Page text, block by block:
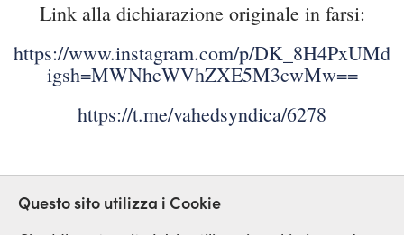
Link alla dichiarazione originale in farsi:
https://www.instagram.com/p/DK_8H4PxUMd/?
igsh=MWNhcWVhZXE5M3cwMw==
https://t.me/vahedsyndica/6278
IERAN GUERRA
Questo sito utilizza i Cookie